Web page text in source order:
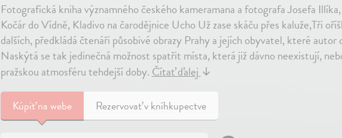
Fotografická kniha významného českého kameramana a fotografa Josefa
Kočár do Vídně, Kladivo na čarodějnice Ucho Už zase skáču přes kaluže,Tři
dalších, předkládá čtenáři působivé obrazy Prahy a jejích obyvatel, které
Naskýtá se tak jedinečná možnost spatřit místa, která již dávno neexistují,
pražskou atmosféru tehdejší doby.Čítať ďalej↓
Kúpiťna webe Rezervovať v kníhkupectve